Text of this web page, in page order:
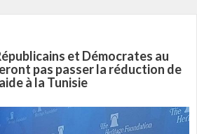
et Démocrates au
pas passer la réduction de
à la Tunisie